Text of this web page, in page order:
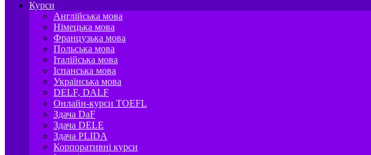
Курси
Англійська мова
Німецька мова
Французька мова
Польська мова
Італійська мова
Іспанська мова
Українська мова
DELF, DALF
Онлайн-курси TOEFL
Здача DaF
Здача DELE
Здача PLIDA
Корпоративні курси